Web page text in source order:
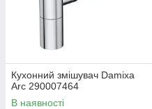
Кухонний змішувач Damixa
Arc 290007464
В наявності